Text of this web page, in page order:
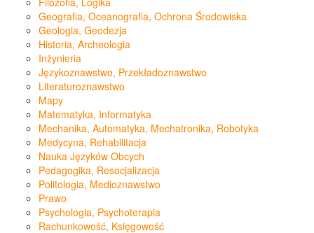
Geografia, Oceanografia, Ochrona Środowiska
Geologia, Geodezja
Historia, Archeologia
Inżynieria
Językoznawstwo, Przekładoznawstwo
Literaturoznawstwo
Mapy
Matematyka, Informatyka
Mechanika, Automatyka, Mechatronika, Robotyka
Medycyna, Rehabilitacja
Nauka Języków Obcych
Pedagogika, Resocjalizacja
Politologia, Medioznawstwo
Prawo
Psychologia, Psychoterapia
Rachunkowość, Księgowość